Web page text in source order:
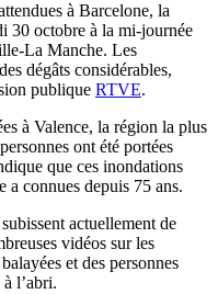
à Barcelone, la
30 octobre à la mi-journée
La Manche. Les
dégâts considérables,
publique RTVE.
à Valence, la région la plus
ont été portées
que ces inondations
a connues depuis 75 ans.
actuellement de
vidéos sur les
et des personnes
l’abri.